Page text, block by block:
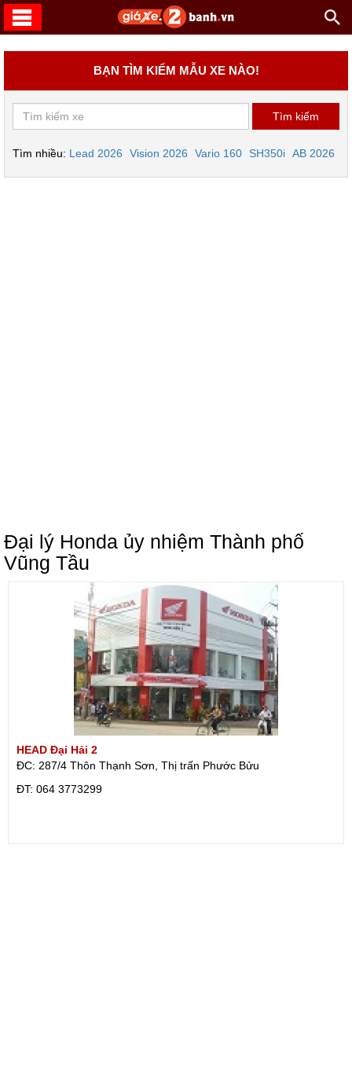
BẠN TÌM KIẾM MẪU XE NÀO!
Tìm nhiều: Lead 2026 Vision 2026 Vario 160 SH350i AB 2026
Đại lý Honda ủy nhiệm Thành phố
Vũng Tầu
HEAD Đại Hải 2
ĐC: 287/4 Thôn Thạnh Sơn, Thị trấn Phước Bửu
ÐT: 064 3773299